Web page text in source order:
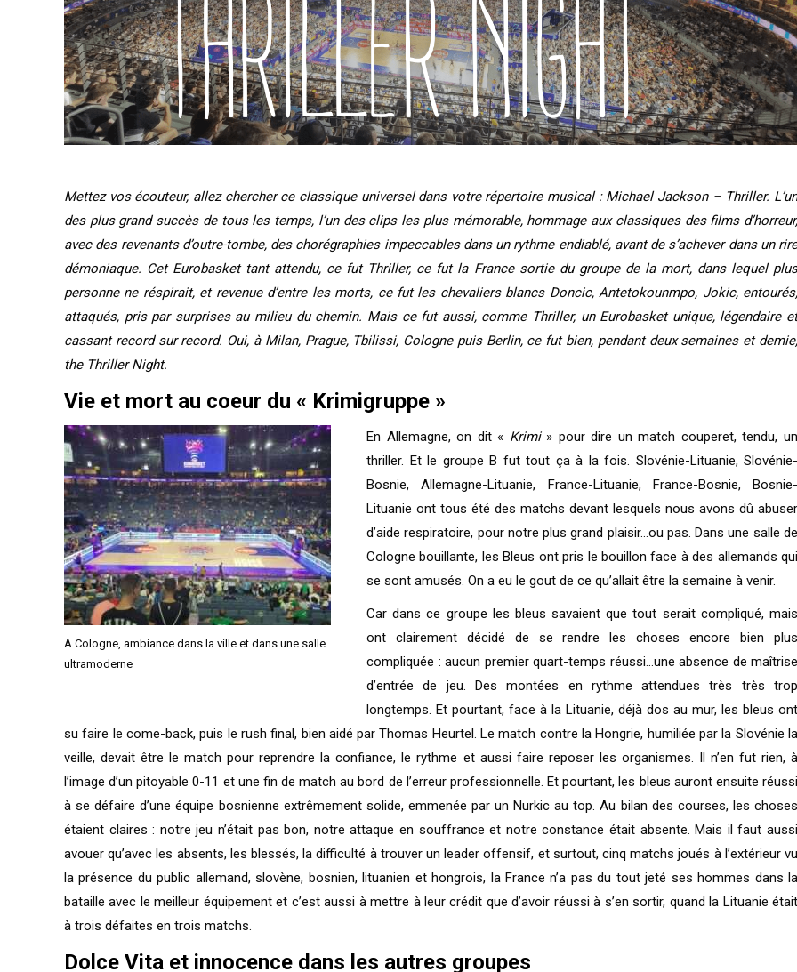
Mettez vos écouteur, allez chercher ce classique universel dans votre répertoire musical : Michael Jackson – Thriller. L’un
des plus grand succès de tous les temps, l’un des clips les plus mémorable, hommage aux classiques des films d’horreur,
avec des revenants d’outre-tombe, des chorégraphies impeccables dans un rythme endiablé, avant de s’achever dans un rire
démoniaque. Cet Eurobasket tant attendu, ce fut Thriller, ce fut la France sortie du groupe de la mort, dans lequel plus
personne ne réspirait, et revenue d’entre les morts, ce fut les chevaliers blancs Doncic, Antetokounmpo, Jokic, entourés,
attaqués, pris par surprises au milieu du chemin. Mais ce fut aussi, comme Thriller, un Eurobasket unique, légendaire et
cassant record sur record. Oui, à Milan, Prague, Tbilissi, Cologne puis Berlin, ce fut bien, pendant deux semaines et demie,
the Thriller Night.
Vie et mort au coeur du « Krimigruppe »
A Cologne, ambiance dans la ville et dans une salle
ultramoderne
En Allemagne, on dit « Krimi» pour dire un match couperet, tendu, un
thriller. Et le groupe B fut tout ça à la fois. Slovénie-Lituanie, Slovénie-
Bosnie, Allemagne-Lituanie, France-Lituanie, France-Bosnie, Bosnie-
Lituanie ont tous été des matchs devant lesquels nous avons dû abuser
d’aide respiratoire, pour notre plus grand plaisir…ou pas. Dans une salle de
Cologne bouillante, les Bleus ont pris le bouillon face à des allemands qui
se sont amusés. On a eu le gout de ce qu’allait être la semaine à venir.
Car dans ce groupe les bleus savaient que tout serait compliqué, mais
ont clairement décidé de se rendre les choses encore bien plus
compliquée : aucun premier quart-temps réussi…une absence de maîtrise
d’entrée de jeu. Des montées en rythme attendues très très trop
longtemps. Et pourtant, face à la Lituanie, déjà dos au mur, les bleus ont
su faire le come-back, puis le rush final, bien aidé par Thomas Heurtel. Le match contre la Hongrie, humiliée par la Slovénie la
veille, devait être le match pour reprendre la confiance, le rythme et aussi faire reposer les organismes. Il n’en fut rien, à
l’image d’un pitoyable 0-11 et une fin de match au bord de l’erreur professionnelle. Et pourtant, les bleus auront ensuite réussi
à se défaire d’une équipe bosnienne extrêmement solide, emmenée par un Nurkic au top. Au bilan des courses, les choses
étaient claires : notre jeu n’était pas bon, notre attaque en souffrance et notre constance était absente. Mais il faut aussi
avouer qu’avec les absents, les blessés, la difficulté à trouver un leader offensif, et surtout, cinq matchs joués à l’extérieur vu
la présence du public allemand, slovène, bosnien, lituanien et hongrois, la France n’a pas du tout jeté ses hommes dans la
bataille avec le meilleur équipement et c’est aussi à mettre à leur crédit que d’avoir réussi à s’en sortir, quand la Lituanie était
à trois défaites en trois matchs.
Dolce Vita et innocence dans les autres groupes